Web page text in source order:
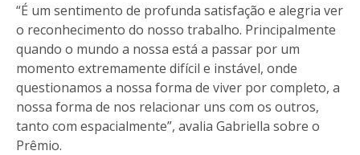
“É um sentimento de profunda satisfação e alegria ver
o reconhecimento do nosso trabalho. Principalmente
quando o mundo a nossa está a passar por um
momento extremamente difícil e instável, onde
questionamos a nossa forma de viver por completo, a
nossa forma de nos relacionar uns com os outros,
tanto com espacialmente”, avalia Gabriella sobre o
Prêmio.